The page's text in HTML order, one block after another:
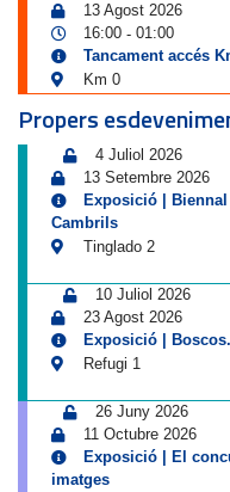
13 Agost 2026
16:00 - 01:00
Tancament accés
Km 0
Propers
4 Juliol 2026
13 Setembre 2026
Exposició |
Cambrils
Tinglado 2
10 Juliol 2026
23 Agost 2026
Exposició |
Refugi 1
26 Juny 2026
11 Octubre 2026
Exposició | El
imatges